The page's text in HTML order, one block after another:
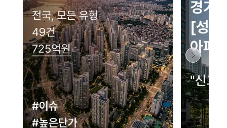
네이버 지도 연결 안내
현재 네이버 지도 연결이 원활하지 않아 지도를 불러올 수 없습니다.
이용에 불편을 드려 죄송합니다.
다시 시도